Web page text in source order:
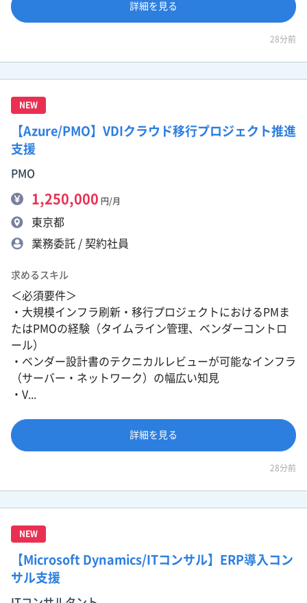
詳細を見る
28分前
NEW
【Azure/PMO】VDIクラウド移行プロジェクト推進
支援
PMO
1,250,000 円/月
東京都
業務委託 / 契約社員
求めるスキル
＜必須要件＞
・大規模インフラ刷新・移行プロジェクトにおけるPMま
たはPMOの経験（タイムライン管理、ベンダーコントロ
ール）
・ベンダー設計書のテクニカルレビューが可能なインフラ
（サーバー・ネットワーク）の幅広い知見
・V...
詳細を見る
28分前
NEW
【Microsoft Dynamics/ITコンサル】ERP導入コン
サル支援